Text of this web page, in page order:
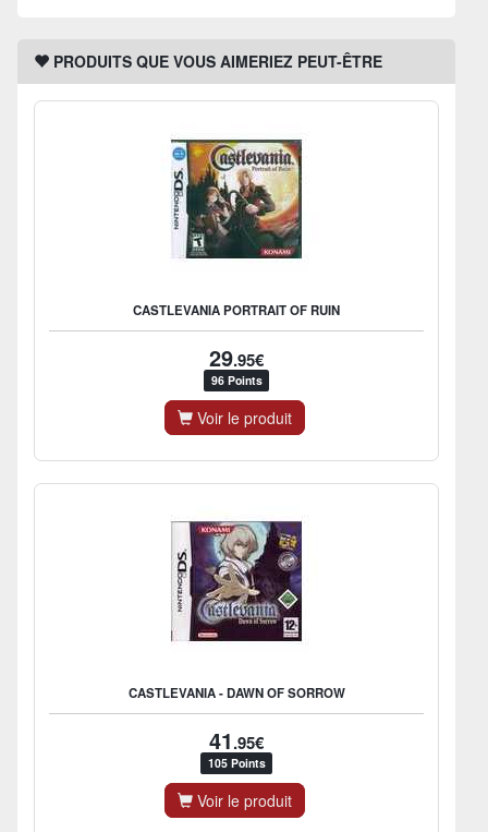
PRODUITS QUE VOUS AIMERIEZ PEUT-ÊTRE
CASTLEVANIA PORTRAIT OF RUIN
29.95€
96 Points
Voir le produit
CASTLEVANIA - DAWN OF SORROW
41.95€
105 Points
Voir le produit